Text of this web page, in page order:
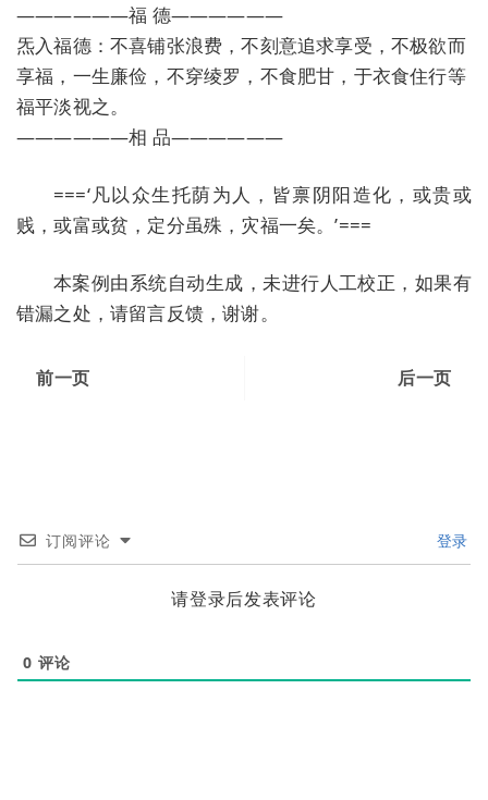
——————福 德——————
炁入福德：不喜铺张浪费，不刻意追求享受，不极欲而
享福，一生廉俭，不穿绫罗，不食肥甘，于衣食住行等
福平淡视之。
——————相 品——————
===‘凡以众生托荫为人，皆禀阴阳造化，或贵或
贱，或富或贫，定分虽殊，灾福一矣。’===
本案例由系统自动生成，未进行人工校正，如果有
错漏之处，请留言反馈，谢谢。
前一页 后一页
订阅评论 登录
请登录后发表评论
0 评论